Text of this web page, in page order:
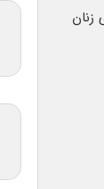
برای زنان